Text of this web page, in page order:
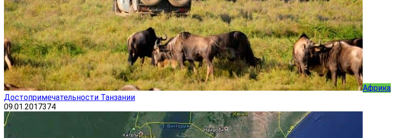
Африка
Достопримечательности Танзании
09.01.2017374